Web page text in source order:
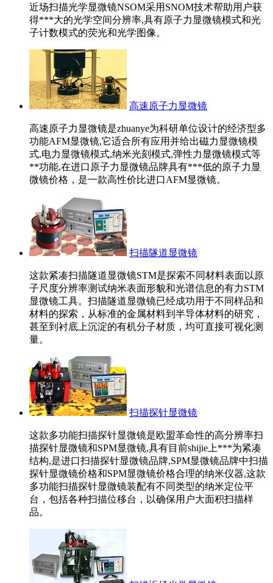
近场扫描光学显微镜NSOM采用SNOM技术帮助用户获
得***大的光学空间分辨率,具有原子力显微镜模式和光
子计数模式的荧光和光学图像。
高速原子力显微镜
高速原子力显微镜是zhuanye为科研单位设计的经济型多
功能AFM显微镜,它适合所有应用并给出磁力显微镜模
式,电力显微镜模式,纳米光刻模式,弹性力显微镜模式等
**功能,在进口原子力显微镜品牌具有***低的原子力显
微镜价格，是一款高性价比进口AFM显微镜。
扫描隧道显微镜
这款紧凑扫描隧道显微镜STM是探索不同材料表面以原
子尺度分辨率测试纳米表面形貌和光谱信息的有力STM
显微镜工具。扫描隧道显微镜已经成功用于不同样品和
材料的探索，从标准的金属材料到半导体材料的研究，
甚至到衬底上沉淀的有机分子材质，均可直接可视化测
量。
扫描探针显微镜
这款多功能扫描探针显微镜是欧盟革命性的高分辨率扫
描探针显微镜和SPM显微镜,具有目前shijie上***为紧凑
结构,是进口扫描探针显微镜品牌,SPM显微镜品牌中扫描
探针显微镜价格和SPM显微镜价格合理的纳米仪器,这款
多功能扫描探针显微镜装配有不同类型的纳米定位平
台，包括各种扫描位移台，以确保用户大面积扫描样
品。